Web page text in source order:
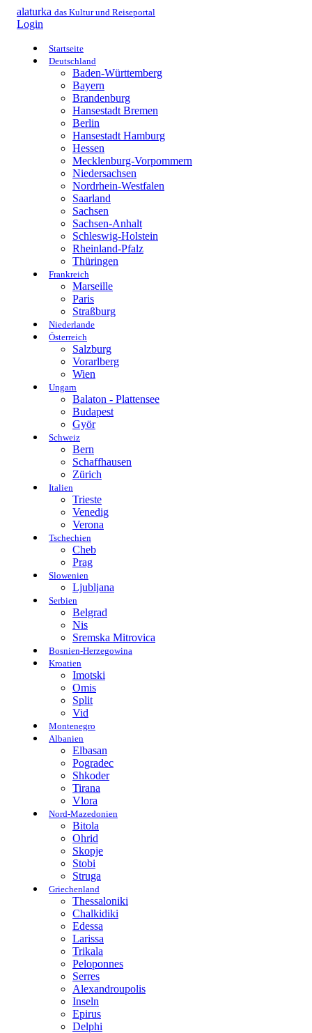
alaturka das Kultur und Reiseportal
Login
Startseite
Deutschland
Baden-Württemberg
Bayern
Brandenburg
Hansestadt Bremen
Berlin
Hansestadt Hamburg
Hessen
Mecklenburg-Vorpommern
Niedersachsen
Nordrhein-Westfalen
Saarland
Sachsen
Sachsen-Anhalt
Schleswig-Holstein
Rheinland-Pfalz
Thüringen
Frankreich
Marseille
Paris
Straßburg
Niederlande
Österreich
Salzburg
Vorarlberg
Wien
Ungarn
Balaton - Plattensee
Budapest
Györ
Schweiz
Bern
Schaffhausen
Zürich
Italien
Trieste
Venedig
Verona
Tschechien
Cheb
Prag
Slowenien
Ljubljana
Serbien
Belgrad
Nis
Sremska Mitrovica
Bosnien-Herzegowina
Kroatien
Imotski
Omis
Split
Vid
Montenegro
Albanien
Elbasan
Pogradec
Shkoder
Tirana
Vlora
Nord-Mazedonien
Bitola
Ohrid
Skopje
Stobi
Struga
Griechenland
Thessaloniki
Chalkidiki
Edessa
Larissa
Trikala
Peloponnes
Serres
Alexandroupolis
Inseln
Epirus
Delphi